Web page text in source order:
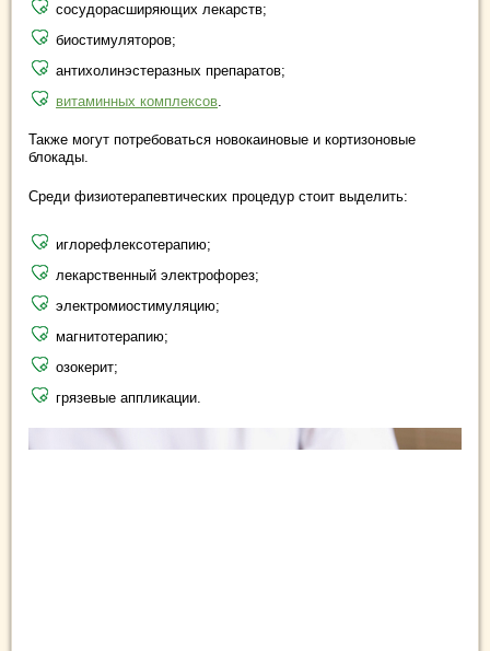
сосудорасширяющих лекарств;
биостимуляторов;
антихолинэстеразных препаратов;
витаминных комплексов.
Также могут потребоваться новокаиновые и кортизоновые
блокады.
Среди физиотерапевтических процедур стоит выделить:
иглорефлексотерапию;
лекарственный электрофорез;
электромиостимуляцию;
магнитотерапию;
озокерит;
грязевые аппликации.